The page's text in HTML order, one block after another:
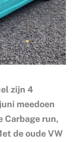
zijn 4
meedoen
Carbage run,
de oude VW